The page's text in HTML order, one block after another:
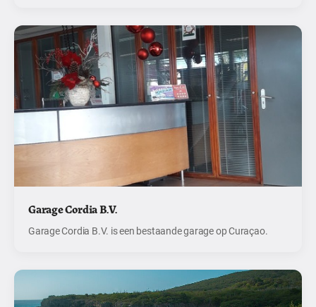
Garage Cordia B.V.
Garage Cordia B.V. is een bestaande garage op Curaçao.